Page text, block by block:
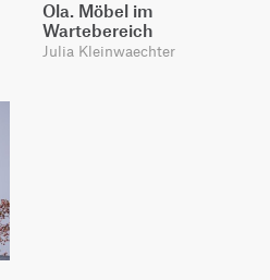
Ola. Möbel im
Wartebereich
Julia Kleinwaechter